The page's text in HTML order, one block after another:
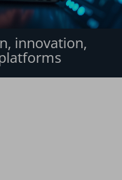
innovation,